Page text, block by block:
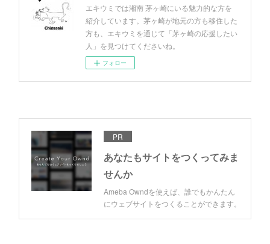
エキウミでは湘南 茅ヶ崎にいる魅力的な方を
紹介しています。茅ヶ崎が地元の方も移住した
方も、エキウミを通じて「茅ヶ崎の応援したい
人」を見つけてくださいね。
フォロー
PR
あなたもサイトをつくってみま
せんか
Ameba Owndを使えば、誰でもかんたん
にウェブサイトをつくることができます。